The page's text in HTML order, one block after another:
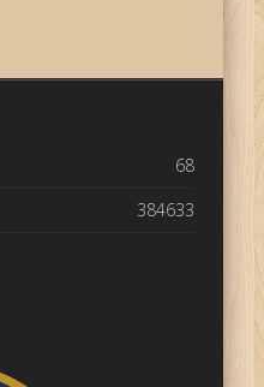
68
384633